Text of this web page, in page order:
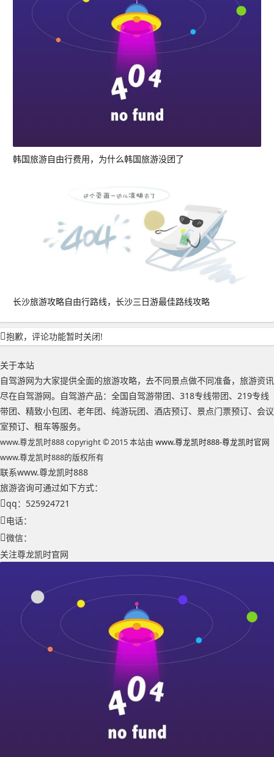
韩国旅游自由行费用，为什么韩国旅游没团了
长沙旅游攻略自由行路线，长沙三日游最佳路线攻略
抱歉，评论功能暂时关闭!
关于本站
自驾游网为大家提供全面的旅游攻略，去不同景点做不同准备，旅游资讯
尽在自驾游网。自驾游产品：全国自驾游带团、318专线带团、219专线
带团、精致小包团、老年团、纯游玩团、酒店预订、景点门票预订、会议
室预订、租车等服务。
www.尊龙凯时888 copyright © 2015 本站由 www.尊龙凯时888-尊龙凯时官网
www.尊龙凯时888的版权所有
联系www.尊龙凯时888
旅游咨询可通过如下方式：
qq：525924721
电话：
微信：
关注尊龙凯时官网